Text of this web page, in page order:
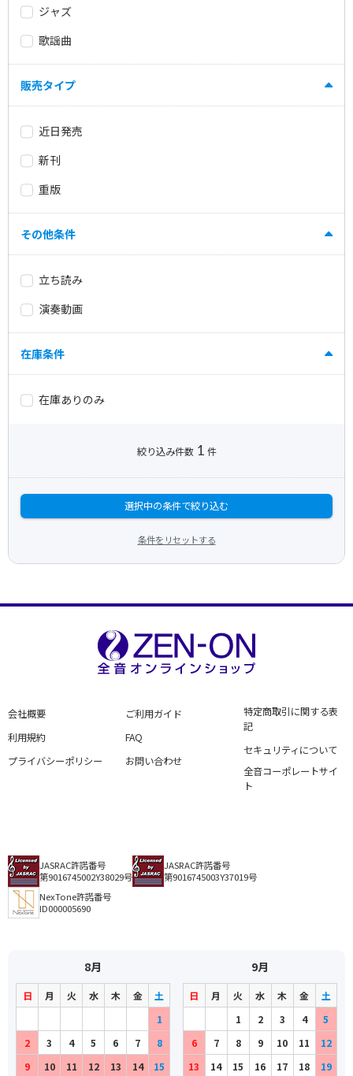
ジャズ
歌謡曲
販売タイプ
近日発売
新刊
重版
その他条件
立ち読み
演奏動画
在庫条件
在庫ありのみ
絞り込み件数 1 件
選択中の条件で絞り込む
条件をリセットする
会社概要
利用規約
プライバシーポリシー
ご利用ガイド
FAQ
お問い合わせ
特定商取引に関する表
記
セキュリティについて
全音コーポレートサイ
ト
JASRAC許諾番号
第9016745002Y38029号
JASRAC許諾番号
第9016745003Y37019号
NexTone許諾番号
ID000005690
8月
日 月 火 水 木 金
土
1
2
3 4 5 6 7
8
9
10 11 12 13 14 15
9月
日 月 火 水 木 金
土
1
2 3 4
5
6
7 8 9 10 11
12
13
14 15 16 17 18 19